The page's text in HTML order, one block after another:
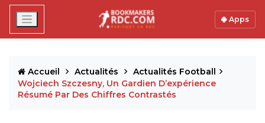
Apps
Accueil Actualités
Actualités Football
Wojciech Szczesny, Un Gardien D’expérience
Résumé Par Des Chiffres Contrastés